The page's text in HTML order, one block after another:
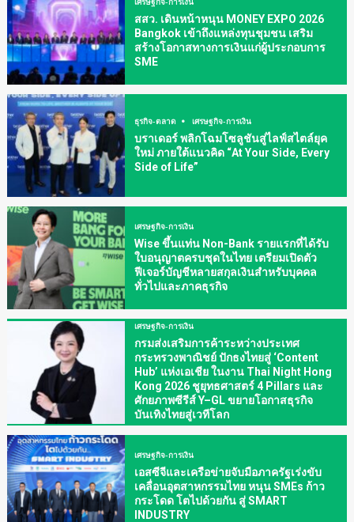
สสว. เดินหน้าหนุน MONEY EXPO 2026
Bangkok เข้าถึงแหล่งทุนชุมชน เสริม
สร้างโอกาสทางการเงินแก่ผู้ประกอบการ
SME
ธุรกิจ-ตลาด เศรษฐกิจ-การเงิน
บราเดอร์ พลิกโฉมโซลูชันสู่ไลฟ์สไตล์ยุค
ใหม่ ภายใต้แนวคิด “At Your Side, Every
Side of Life”
เศรษฐกิจ-การเงิน
Wise ขึ้นแท่น Non-Bank รายแรกที่ได้รับ
ใบอนุญาตครบชุดในไทย เตรียมเปิดตัว
ฟีเจอร์บัญชีหลายสกุลเงินสำหรับบุคคล
ทั่วไปและภาคธุรกิจ
เศรษฐกิจ-การเงิน
กรมส่งเสริมการค้าระหว่างประเทศ
กระทรวงพาณิชย์ ปักธงไทยสู่ ‘Content
Hub’ แห่งเอเชีย ในงาน Thai Night Hong
Kong 2026 ชูยุทธศาสตร์ 4 Pillars และ
ศักยภาพซีรีส์ Y–GL ขยายโอกาสธุรกิจ
บันเทิงไทยสู่เวทีโลก
เศรษฐกิจ-การเงิน
เอสซีจีและเครือข่ายจับมือภาครัฐเร่งขับ
เคลื่อนอุตสาหกรรมไทย หนุน SMEs ก้าว
กระโดด โตไปด้วยกัน สู่ SMART
INDUSTRY